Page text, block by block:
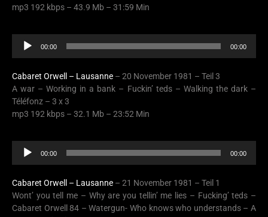
mp3 192 kbps – 43.9 Mb – 31:59 Min
Audio
Player
00:00 00:00
Cabaret Orwell – Lausanne – 20 November 1981 – Teil 3
A war – Working in a bank – Fuckin’ teds – Walking the dark –
Téléfonz – 3 x 3
mp3 192 kbps – 32.1 Mb – 23:52 Min
Audio
Player
00:00 00:00
Cabaret Orwell – Lausanne – 21 November 1981 – Teil 1
Wont’ you tell me – Why are you tellin’ me lies – Fucking’ teds –
Cabaret Orwell 84 – Watergun- Who knows who understands – A